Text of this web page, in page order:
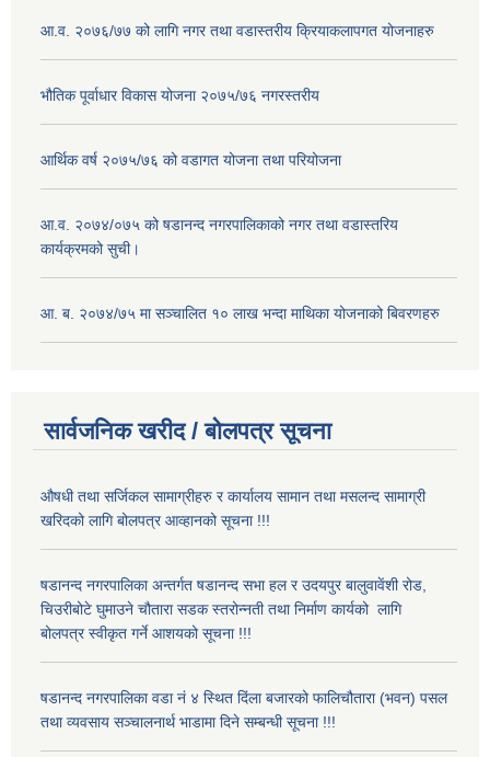
आ.व. २०७६/७७ को लागि नगर तथा वडास्तरीय क्रियाकलापगत योजनाहरु
भौतिक पूर्वाधार विकास योजना २०७५/७६ नगरस्तरीय
आर्थिक वर्ष २०७५/७६ को वडागत योजना तथा परियोजना
आ.व. २०७४/०७५ को षडानन्द नगरपालिकाको नगर तथा वडास्तरिय
कार्यक्रमको सुची।
आ. ब. २०७४/७५ मा सञ्चालित १० लाख भन्दा माथिका योजनाको बिवरणहरु
सार्वजनिक खरीद / बोलपत्र सूचना
औषधी तथा सर्जिकल सामाग्रीहरु र कार्यालय सामान तथा मसलन्द सामाग्री
खरिदको लागि बोलपत्र आव्हानको सूचना !!!
षडानन्द नगरपालिका अन्तर्गत षडानन्द सभा हल र उदयपुर बालुवावेंशी रोड,
चिउरीबोटे घुमाउने चौतारा सडक स्तरोन्नती तथा निर्माण कार्यको लागि
बोलपत्र स्वीकृत गर्ने आशयको सूचना !!!
षडानन्द नगरपालिका वडा नं ४ स्थित दिंला बजारको फालिचौतारा (भवन) पसल
तथा व्यवसाय सञ्चालनार्थ भाडामा दिने सम्बन्धी सूचना !!!